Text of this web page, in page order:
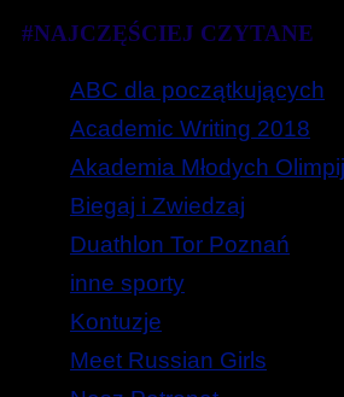
#NAJCZĘŚCIEJ CZYTANE
ABC dla początkujących
Academic Writing 2018
Akademia Młodych
Biegaj i Zwiedzaj
Duathlon Tor Poznań
inne sporty
Kontuzje
Meet Russian Girls